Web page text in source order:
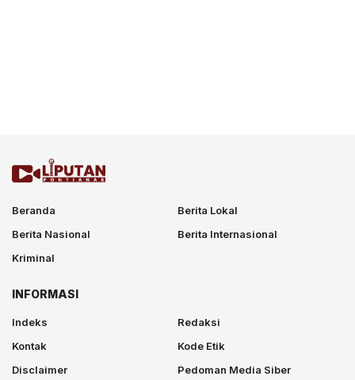
Beranda
Berita Lokal
Berita Nasional
Berita Internasional
Kriminal
INFORMASI
Indeks
Redaksi
Kontak
Kode Etik
Disclaimer
Pedoman Media Siber